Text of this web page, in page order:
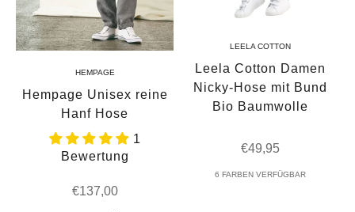
HEMPAGE
Hempage Unisex reine
Hanf Hose
1
Bewertung
Angebot
€137,00
LEELA COTTON
Leela Cotton Damen
Nicky-Hose mit Bund
Bio Baumwolle
Angebot
€49,95
6 FARBEN VERFÜGBAR